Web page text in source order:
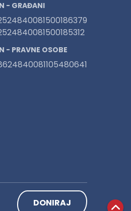
- GRAĐANI
- PRAVNE OSOBE
DONIRAJ